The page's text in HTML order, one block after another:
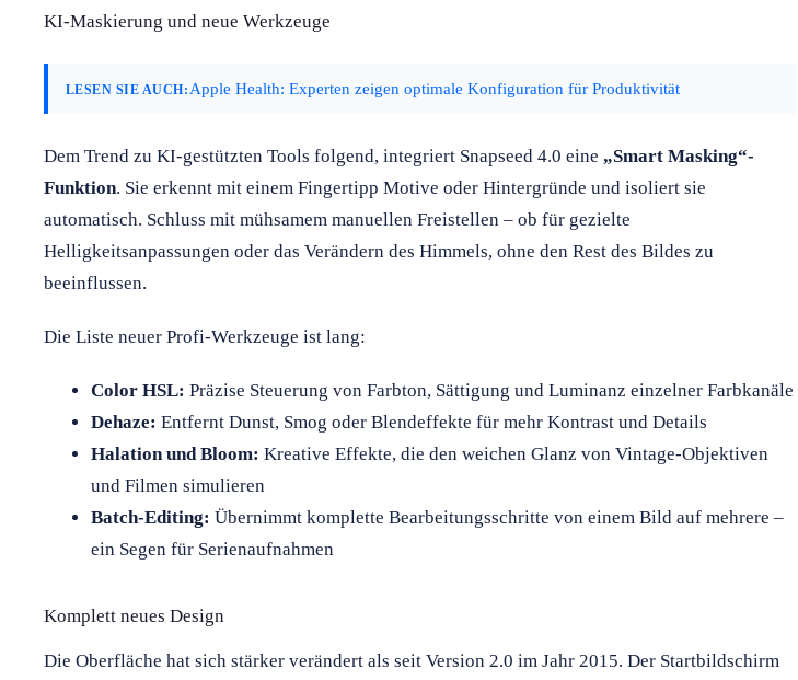
KI-Maskierung und neue Werkzeuge
LESEN SIE AUCH: Apple Health: Experten zeigen optimale Konfiguration für Produktivität
Dem Trend zu KI-gestützten Tools folgend, integriert Snapseed 4.0 eine „Smart Masking“-
Funktion. Sie erkennt mit einem Fingertipp Motive oder Hintergründe und isoliert sie
automatisch. Schluss mit mühsamem manuellen Freistellen – ob für gezielte
Helligkeitsanpassungen oder das Verändern des Himmels, ohne den Rest des Bildes zu
beeinflussen.
Die Liste neuer Profi-Werkzeuge ist lang:
Color HSL: Präzise Steuerung von Farbton, Sättigung und Luminanz einzelner Farbkanäle
Dehaze: Entfernt Dunst, Smog oder Blendeffekte für mehr Kontrast und Details
Halation und Bloom: Kreative Effekte, die den weichen Glanz von Vintage-Objektiven
und Filmen simulieren
Batch-Editing: Übernimmt komplette Bearbeitungsschritte von einem Bild auf mehrere –
ein Segen für Serienaufnahmen
Komplett neues Design
Die Oberfläche hat sich stärker verändert als seit Version 2.0 im Jahr 2015. Der Startbildschirm